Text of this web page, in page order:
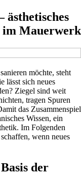
ästhetisches
im Mauerwerk
möchte, steht
lässt sich neues
Ziegel sind weit
tragen Spuren
das Zusammenspiel
Wissen, ein
Im Folgenden
wenn neues
der